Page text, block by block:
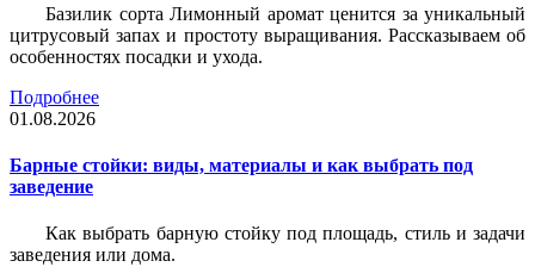
Базилик сорта Лимонный аромат ценится за уникальный
цитрусовый запах и простоту выращивания. Рассказываем об
особенностях посадки и ухода.
Подробнее
01.08.2026
Барные стойки: виды, материалы и как выбрать под
заведение
Как выбрать барную стойку под площадь, стиль и задачи
заведения или дома.